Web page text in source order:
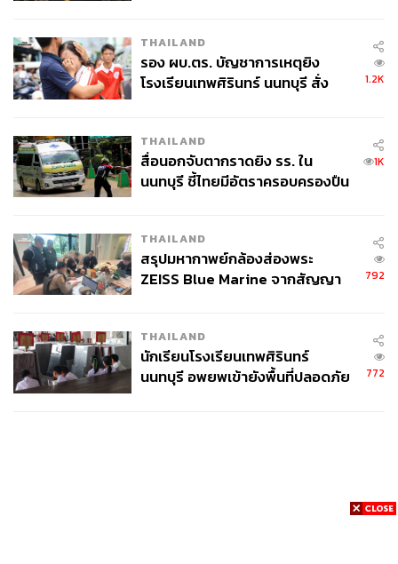
THAILAND
รอง ผบ.ตร. บัญชาการเหตุยิง
โรงเรียนเทพศิรินทร์ นนทบุรี สั่ง
1.2K
THAILAND
สื่อนอกจับตากราดยิง รร. ใน
นนทบุรี ชี้ไทยมีอัตราครอบครองปืน
1K
THAILAND
สรุปมหากาพย์กล้องส่องพระ
ZEISS Blue Marine จากสัญญา
จ่ายหนี้-แอบระบุแบรนด์
792
THAILAND
นักเรียนโรงเรียนเทพศิรินทร์
นนทบุรี อพยพเข้ายังพื้นที่ปลอดภัย
772